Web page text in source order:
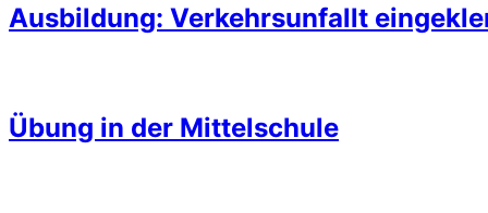
Ausbildung: Verkehrsunfallt
Übung in der Mittelschule